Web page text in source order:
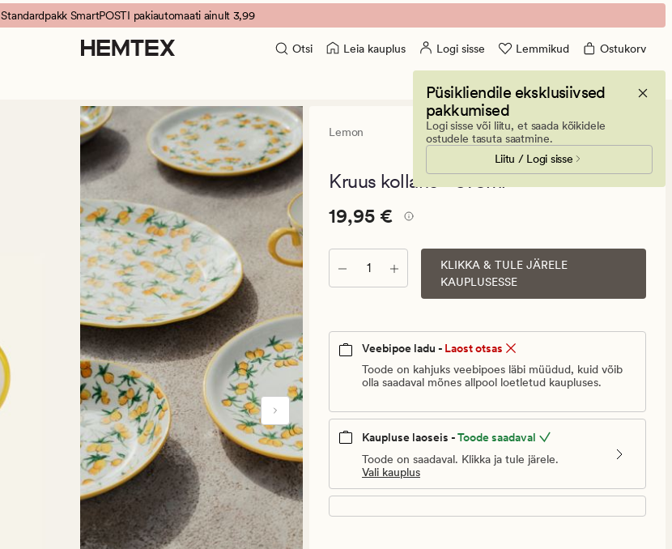
Standardpakk SmartPOSTI pakiautomaati ainult 3,99
Otsi Leia kauplus Logi sisse Lemmikud Ostukorv
Püsikliendile eksklusiivsed
pakkumised
Logi sisse või liitu, et saada kõikidele
ostudele tasuta saatmine.
Liitu / Logi sisse
Lemon
arvustust
0
Kruus kollane - 375ml
Pris_ee
19,95
€.
Vanlig
pris_ee
Pris_ee 19,95 €
19,95 €
Kogus
KLIKKA & TULE JÄRELE
KAUPLUSESSE
Veebipoe ladu - Laost otsas
Toode on kahjuks veebipoes läbi müüdud, kuid võib
olla saadaval mõnes allpool loetletud kaupluses.
Kaupluse laoseis -Toode saadaval
Toode on saadaval. Klikka ja tule järele.
Vali kauplus